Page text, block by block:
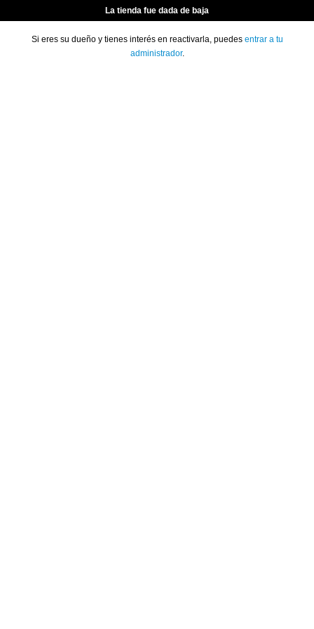
La tienda fue dada de baja
Si eres su dueño y tienes interés en reactivarla, puedes entrar a tu
administrador.